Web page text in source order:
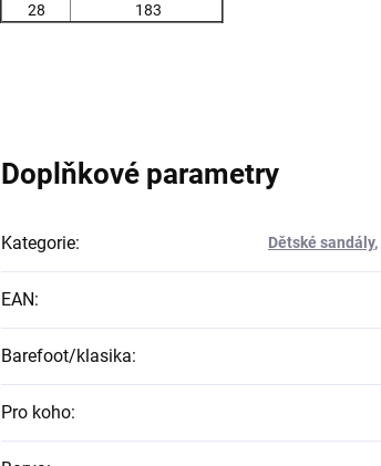
28
183
Doplňkové parametry
Kategorie: Dětské sandály,
EAN:
Barefoot/klasika:
Pro koho: